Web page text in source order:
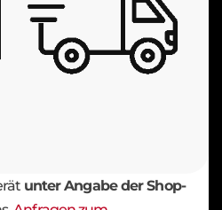
unter Angabe der Shop-